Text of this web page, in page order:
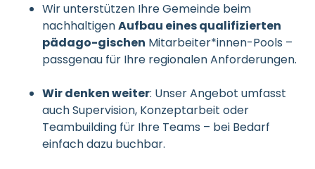
Wir unterstützen Ihre Gemeinde beim
nachhaltigenAufbau eines qualifizierten
pädago-gischen Mitarbeiter*innen-Pools –
passgenau für Ihre regionalen Anforderungen.
Wir denken weiter: Unser Angebot umfasst
auch Supervision, Konzeptarbeit oder
Teambuilding für Ihre Teams – bei Bedarf
einfach dazu buchbar.